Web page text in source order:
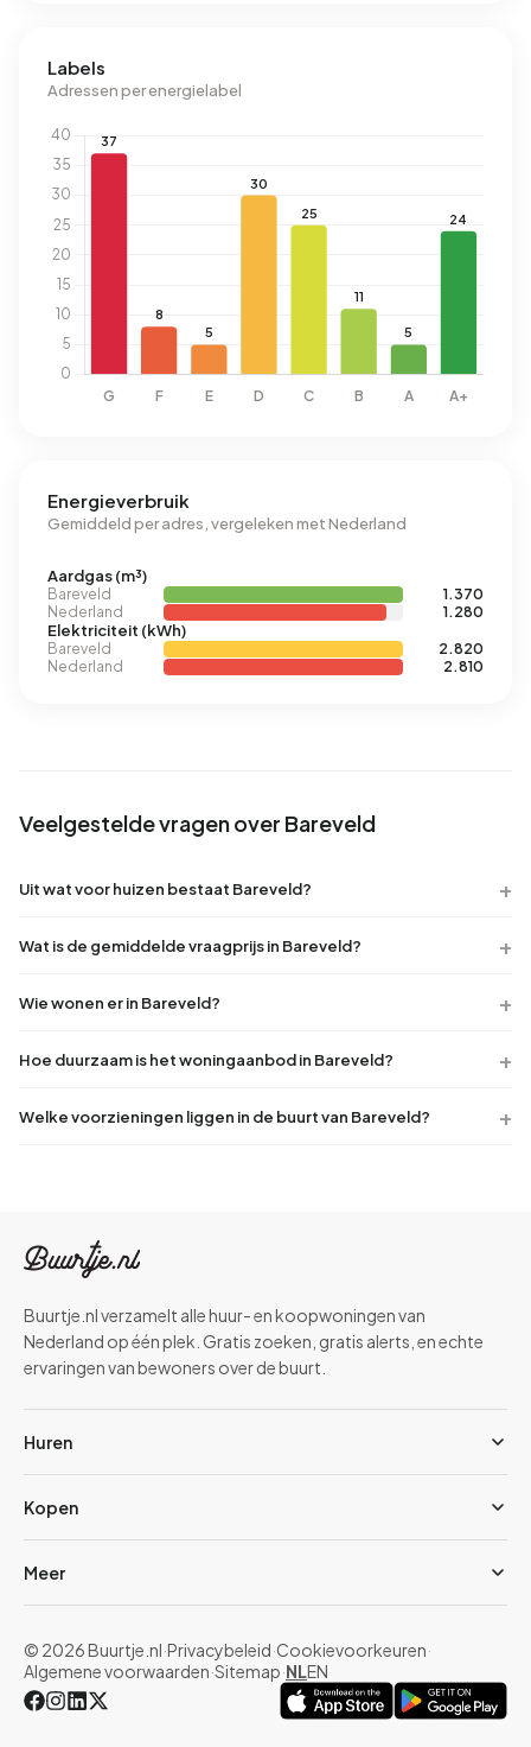
Labels
Adressen per energielabel
Energieverbruik
Gemiddeld per adres, vergeleken met Nederland
Aardgas (m³)
Bareveld
1.370
Nederland
1.280
Elektriciteit (kWh)
Bareveld
2.820
Nederland
2.810
Veelgestelde vragen over Bareveld
Uit wat voor huizen bestaat Bareveld?
Wat is de gemiddelde vraagprijs in Bareveld?
Wie wonen er in Bareveld?
Hoe duurzaam is het woningaanbod in Bareveld?
Welke voorzieningen liggen in de buurt van Bareveld?
Buurtje.nl verzamelt alle huur- en koopwoningen van
Nederland op één plek. Gratis zoeken, gratis alerts, en echte
ervaringen van bewoners over de buurt.
Huren
Kopen
Meer
© 2026 Buurtje.nl·Privacybeleid·Cookievoorkeuren·
Algemene voorwaarden·Sitemap·NLEN